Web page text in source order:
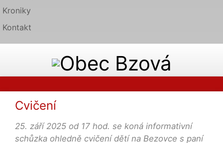
Kroniky
Kontakt
Cvičení
25. září 2025 od 17 hod. se koná informativní
schůzka ohledně cvičení dětí na Bezovce s paní